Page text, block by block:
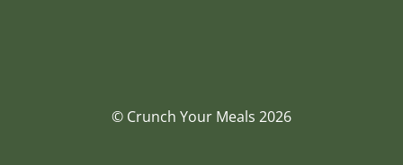
© Crunch Your Meals 2026